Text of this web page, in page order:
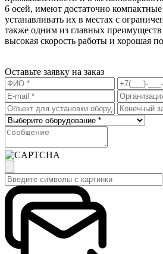
6 осей, имеют достаточно
устанавливать их в местах с
также одним из главных преимуществ
высокая скорость работы и хорошая
Оставьте заявку на заказ